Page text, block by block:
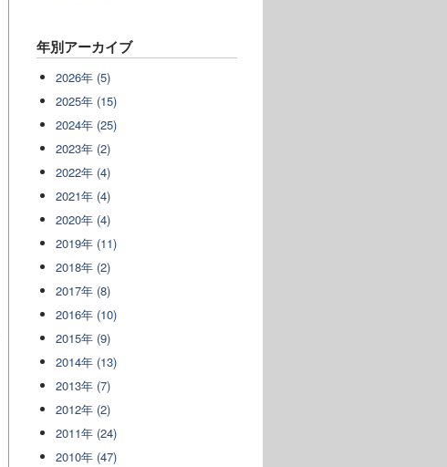
年別アーカイブ
2026年 (5)
2025年 (15)
2024年 (25)
2023年 (2)
2022年 (4)
2021年 (4)
2020年 (4)
2019年 (11)
2018年 (2)
2017年 (8)
2016年 (10)
2015年 (9)
2014年 (13)
2013年 (7)
2012年 (2)
2011年 (24)
2010年 (47)